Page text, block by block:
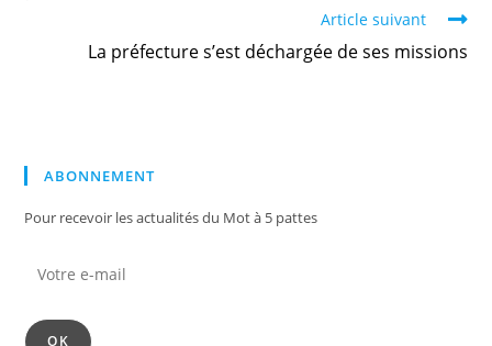
Article suivant
La préfecture s’est déchargée de ses missions
ABONNEMENT
Pour recevoir les actualités du Mot à 5 pattes
OK